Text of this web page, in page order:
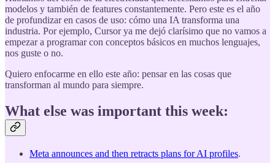
modelos y también de features constantemente. Pero este es el año
de profundizar en casos de uso: cómo una IA transforma una
industria. Por ejemplo, Cursor ya me dejó clarísimo que no vamos a
empezar a programar con conceptos básicos en muchos lenguajes,
nos guste o no.
Quiero enfocarme en ello este año: pensar en las cosas que
transforman al mundo para siempre.
What else was important this week:
Meta announces and then retracts plans for AI profiles.